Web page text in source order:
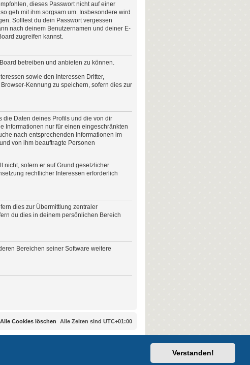
Verstanden!
dieses Passwort nicht auf einer
geh mit ihm sorgsam um. Insbesondere wird
Solltest du dein Passwort vergessen
nach deinem Benutzernamen und deiner E-
zugreifen kannst.
betreiben und anbieten zu können.
sowie den Interessen Dritter,
Kennung zu speichern, sofern dies zur
die Daten deines Profils und die von dir
Informationen nur für einen eingeschränkten
nach entsprechenden Informationen im
von ihm beauftragte Personen
nicht, sofern er auf Grund gesetzlicher
rechtlicher Interessen erforderlich
dies zur Übermittlung zentraler
du dies in deinem persönlichen Bereich
Bereichen seiner Software weitere
Alle Zeiten sind UTC+01:00
Alle Cookies löschen